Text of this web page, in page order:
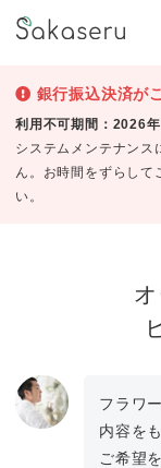
銀行振込決済が
利用不可期間：2026
システムメンテナンス
ん。お時間をずらして
い。
フラワ
内容を
ご希望